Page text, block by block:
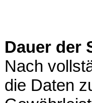
Dauer der
Nach
die Daten